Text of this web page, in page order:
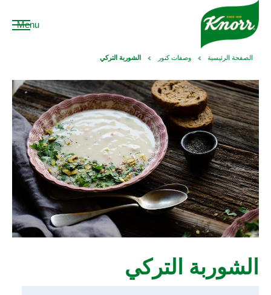
Menu
الصفحة الرئيسية وصفات كنور